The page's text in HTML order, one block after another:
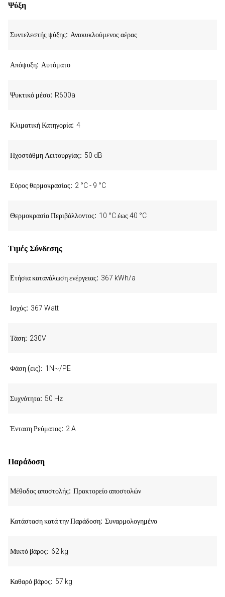
Ψύξη
Συντελεστής ψύξης Ανακυκλούμενος αέρας
Απόψυξη Αυτόματο
Ψυκτικό μέσο R600a
Κλιματική Κατηγορία 4
Ηχοστάθμη Λειτουργίας 50 dB
Εύρος θερμοκρασίας 2 °C - 9 °C
Θερμοκρασία Περιβάλλοντος 10 °C έως 40 °C
Τιμές Σύνδεσης
Ετήσια κατανάλωση ενέργειας 367 kWh/a
Ισχύς 367 Watt
Τάση 230V
Φάση (εις) 1N~/PE
Συχνότητα 50 Hz
Ένταση Ρεύματος 2 A
Παράδοση
Μέθοδος αποστολής Πρακτορείο αποστολών
Κατάσταση κατά την Παράδοση Συναρμολογημένο
Μικτό βάρος 62 kg
Καθαρό βάρος 57 kg